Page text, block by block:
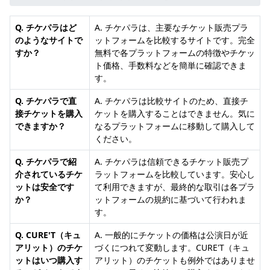
Q. チケパラはど
のようなサイトで
すか？
A. チケパラは、主要なチケット販売プラ
ットフォームを比較するサイトです。完全
無料で各プラットフォームの特徴やチケッ
ト価格、手数料などを簡単に確認できま
す。
Q. チケパラで直
接チケットを購入
できますか？
A. チケパラは比較サイトのため、直接チ
ケットを購入することはできません。気に
なるプラットフォームに移動して購入して
ください。
Q. チケパラで紹
介されているチケ
ットは安全です
か？
A. チケパラは信頼できるチケット販売プ
ラットフォームを比較しています。安心し
て利用できますが、最終的な取引は各プラ
ットフォームの規約に基づいて行われま
す。
Q. CURE'T（キュ
アリット）のチケ
ットはいつ購入す
A. 一般的にチケットの価格は公演日が近
づくにつれて変動します。CURE'T（キュ
アリット）のチケットも例外ではありませ